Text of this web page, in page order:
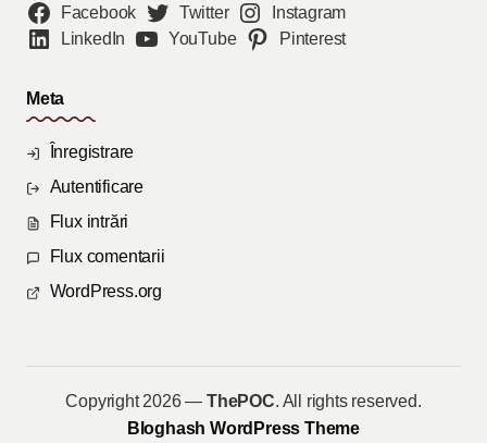
Facebook Twitter
Instagram
LinkedIn
YouTube Pinterest
Meta
Înregistrare
Autentificare
Flux intrări
Flux comentarii
WordPress.org
Copyright 2026 —ThePOC. All rights reserved.
Bloghash WordPress Theme